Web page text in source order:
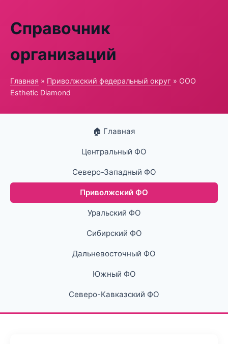
Справочник
организаций
Главная » Приволжский федеральный округ » ООО
Esthetic Diamond
🏠 Главная
Центральный ФО
Северо-Западный ФО
Приволжский ФО
Уральский ФО
Сибирский ФО
Дальневосточный ФО
Южный ФО
Северо-Кавказский ФО